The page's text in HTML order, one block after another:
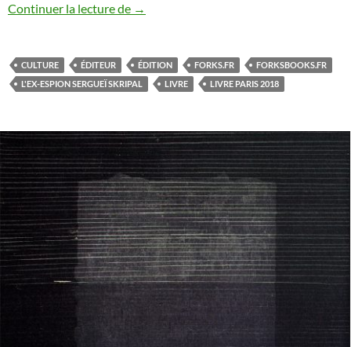
Continuer la lecture de Surprenant salon du livre 2018
→
CULTURE ÉDITEUR ÉDITION FORKS.FR
FORKSBOOKS.FR
L'EX-ESPION SERGUEÏ SKRIPAL
LIVRE LIVRE PARIS 2018